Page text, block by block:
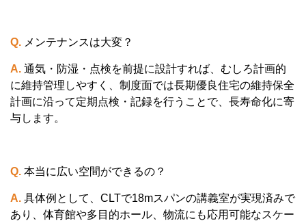
Q. メンテナンスは大変？
A. 通気・防湿・点検を前提に設計すれば、むしろ計画的
に維持管理しやすく、制度面では長期優良住宅の維持保全
計画に沿って定期点検・記録を行うことで、長寿命化に寄
与します。
Q. 本当に広い空間ができるの？
A. 具体例として、CLTで18mスパンの講義室が実現済みで
あり、体育館や多目的ホール、物流にも応用可能なスケー